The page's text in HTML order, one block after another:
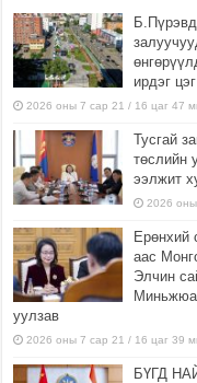
ирдэг
2026 оны 7 сар 21 / 16 цаг 47
Тусгай
төслийн
ээлжит
2026
аас
Элчин
уулзав
2026 оны 7 сар 21 / 16 цаг 39
БҮГД